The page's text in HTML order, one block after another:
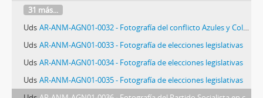
31 más...
Uds AR-ANM-AGN01-0032 - Fotografía del conflicto Azules y Colorados
Uds AR-ANM-AGN01-0033 - Fotografía de elecciones legislativas
Uds AR-ANM-AGN01-0034 - Fotografía de elecciones legislativas
Uds AR-ANM-AGN01-0035 - Fotografía de elecciones legislativas